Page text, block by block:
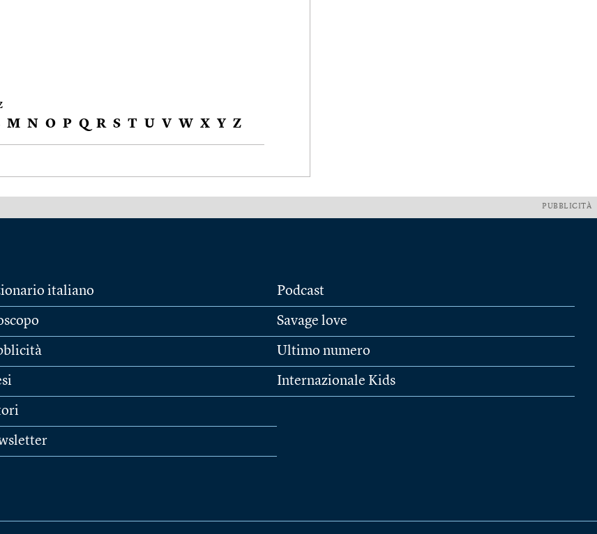
M N O P Q R S T U V W X Y Z
PUBBLICITÀ
italiano Podcast
Savage love
Ultimo numero
Internazionale Kids